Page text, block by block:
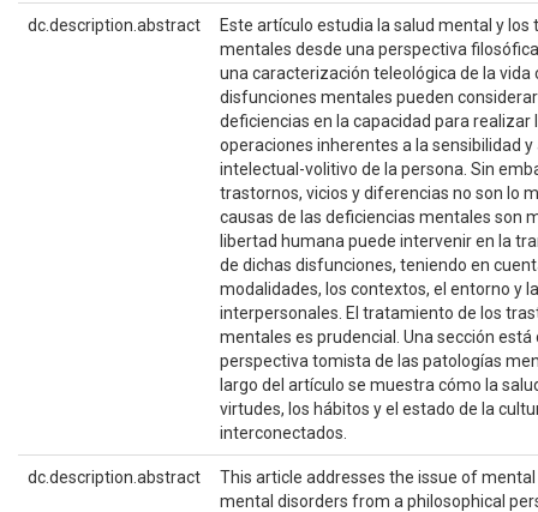
dc.description.abstract
Este artículo estudia la salud mental y los
mentales desde una perspectiva
una caracterización teleológica de la vida
disfunciones mentales pueden
deficiencias en la capacidad para realizar
operaciones inherentes a la sensibilidad y
intelectual-volitivo de la persona. Sin
trastornos, vicios y diferencias no son lo
causas de las deficiencias mentales son
libertad humana puede intervenir en la
de dichas disfunciones, teniendo en
modalidades, los contextos, el entorno y
interpersonales. El tratamiento de los
mentales es prudencial. Una sección está
perspectiva tomista de las patologías
largo del artículo se muestra cómo la
virtudes, los hábitos y el estado de la
interconectados.
dc.description.abstract
This article addresses the issue of
mental disorders from a philosophical